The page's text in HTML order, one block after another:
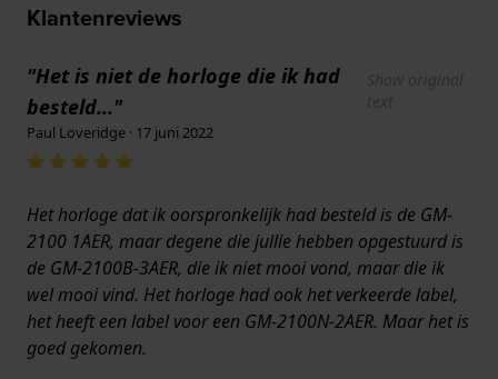
Klantenreviews
"Het is niet de horloge die ik had
besteld..."
Show original
text
Paul Loveridge · 17 juni 2022
Het horloge dat ik oorspronkelijk had besteld is de GM-
2100 1AER, maar degene die jullie hebben opgestuurd is
de GM-2100B-3AER, die ik niet mooi vond, maar die ik
wel mooi vind. Het horloge had ook het verkeerde label,
het heeft een label voor een GM-2100N-2AER. Maar het is
goed gekomen.